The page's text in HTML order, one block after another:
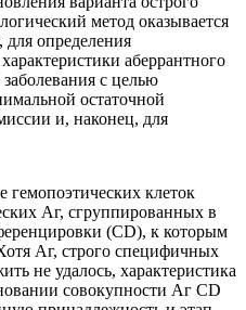
метод оказывается
определения
аберрантного
с целью
остаточной
и, наконец, для
гемопоэтических клеток
Аг, сгруппированных в
(CD), к которым
Аг, строго специфичных
не удалось, характеристика
совокупности Аг CD